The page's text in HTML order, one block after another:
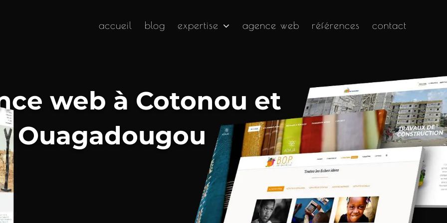
accueil blog expertise agence web références contact
web à Cotonou et
Ouagadougou